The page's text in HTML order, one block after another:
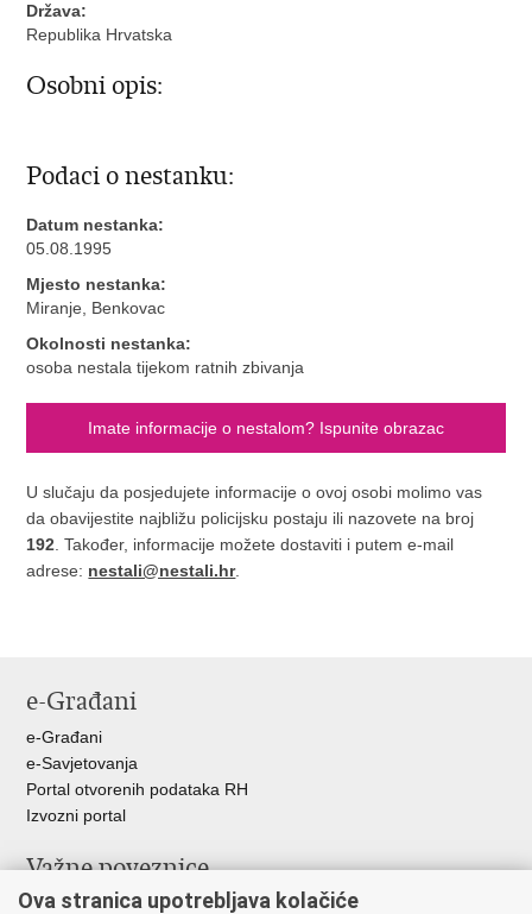
Država:
Republika Hrvatska
Osobni opis:
Podaci o nestanku:
Datum nestanka:
05.08.1995
Mjesto nestanka:
Miranje, Benkovac
Okolnosti nestanka:
osoba nestala tijekom ratnih zbivanja
Imate informacije o nestalom? Ispunite obrazac
U slučaju da posjedujete informacije o ovoj osobi molimo vas
da obavijestite najbližu policijsku postaju ili nazovete na broj
192. Također, informacije možete dostaviti i putem e-mail
adrese: nestali@nestali.hr.
e-Građani
e-Građani
e-Savjetovanja
Portal otvorenih podataka RH
Izvozni portal
Važne poveznice
Ministarstvo unutarnjih poslova RH
Ova stranica upotrebljava kolačiće